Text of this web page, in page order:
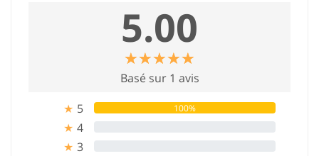
5.00
☆☆☆☆☆
★★★★★
Basé sur 1 avis
★ 5 100%
★ 4
★ 3